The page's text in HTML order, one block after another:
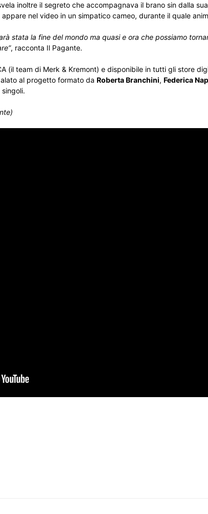
inoltre il segreto che accompagnava il brano sin dalla
appare nel video in un simpatico cameo, durante il quale
stata la fine del mondo ma quasi e ora che possiamo
, racconta Il Pagante.
(il team di Merk & Kremont) e disponibile in tutti gli store
al progetto formato da Roberta Branchini, Federica